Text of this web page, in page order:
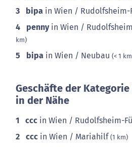
3 bipa in Wien / Rudolfsheim-
4 pennyin Wien /
km)
5 bipa in Wien / Neubau (< 1
Geschäfte der Kategorie
in der Nähe
1 ccc in Wien / Rudolfsheim-
2 ccc in Wien / Mariahilf(1 km)